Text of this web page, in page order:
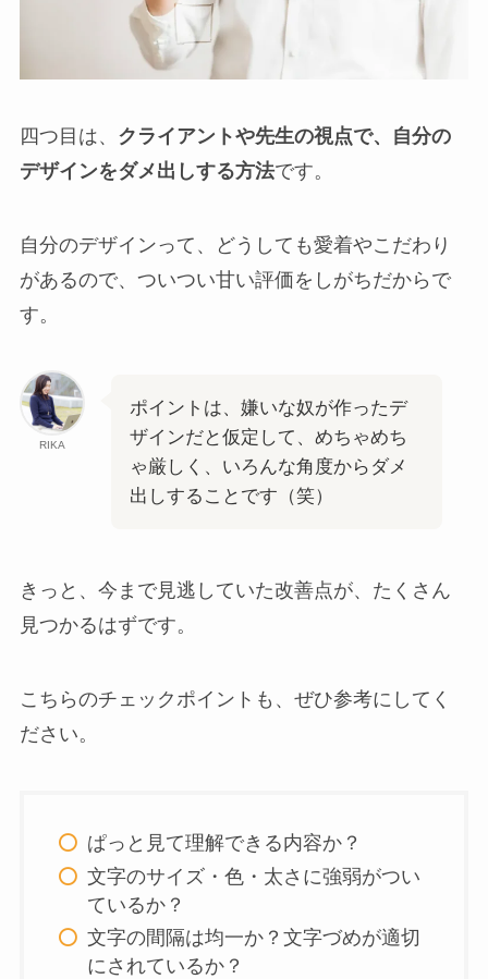
四つ目は、 クライアントや先生の視点で、自分の
デザインをダメ出しする方法です。
自分のデザインって、どうしても愛着やこだわり
があるので、ついつい甘い評価をしがちだからで
す。
RIKA
ポイントは、嫌いな奴が作ったデ
ザインだと仮定して、めちゃめち
ゃ厳しく、いろんな角度からダメ
出しすることです（笑）
きっと、今まで見逃していた改善点が、たくさん
見つかるはずです。
こちらのチェックポイントも、ぜひ参考にしてく
ださい。
ぱっと見て理解できる内容か？
文字のサイズ・色・太さに強弱がつい
ているか？
文字の間隔は均一か？文字づめが適切
にされているか？